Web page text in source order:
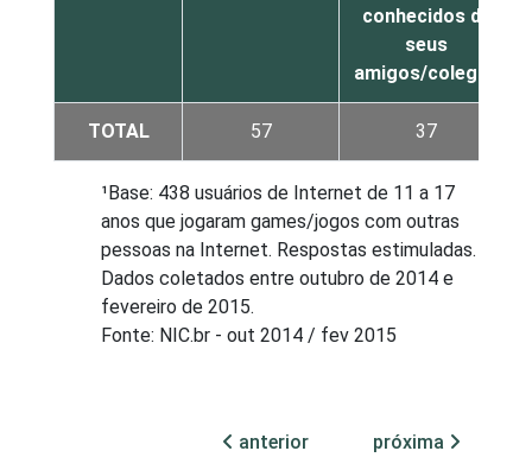
conhecidos de
seus
amigos/colegas
TOTAL 57 37
¹Base: 438 usuários de Internet de 11 a 17
anos que jogaram games/jogos com outras
pessoas na Internet. Respostas estimuladas.
Dados coletados entre outubro de 2014 e
fevereiro de 2015.
Fonte: NIC.br - out 2014 / fev 2015
anterior próxima